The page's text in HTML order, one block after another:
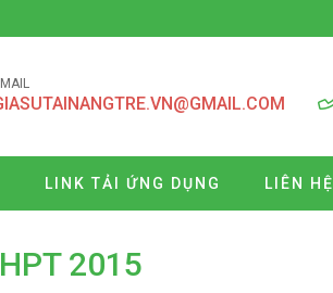
LINK TẢI ỨNG DỤNG LIÊN HỆ
2015